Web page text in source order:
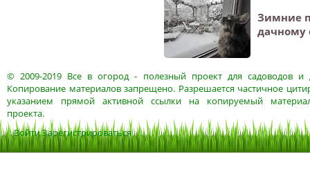
Зимние
дачному
© 2009-2019 Все в огород- полезный проект для садоводов и
Копирование материалов запрещено. Разрешается частичное
указанием прямой активной ссылки на копируемый
проекта.
ВойтиЗарегистрироваться